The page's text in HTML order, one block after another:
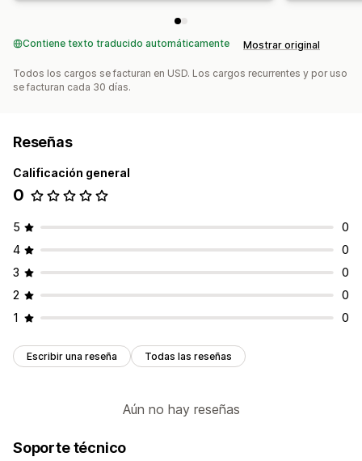
Contiene texto traducido automáticamente Mostrar original
Todos los cargos se facturan en USD. Los cargos recurrentes y por uso
se facturan cada 30 días.
Reseñas
Calificación general
0
5
0
4
0
3
0
2
0
1
0
Escribir una reseña Todas las reseñas
Aún no hay reseñas
Soporte técnico